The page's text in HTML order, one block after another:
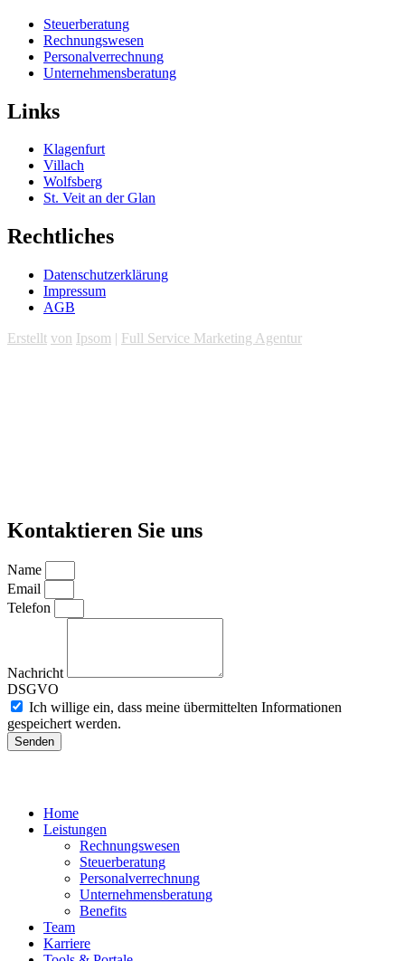
Steuerberatung
Rechnungswesen
Personalverrechnung
Unternehmensberatung
Links
Klagenfurt
Villach
Wolfsberg
St. Veit an der Glan
Rechtliches
Datenschutzerklärung
Impressum
AGB
Erstellt von Ipsom | Full Service Marketing Agentur
Kontaktieren Sie uns
Name
Email
Telefon
Nachricht
DSGVO
Ich willige ein, dass meine übermittelten Informationen
gespeichert werden.
Senden
Home
Leistungen
Rechnungswesen
Steuerberatung
Personalverrechnung
Unternehmensberatung
Benefits
Team
Karriere